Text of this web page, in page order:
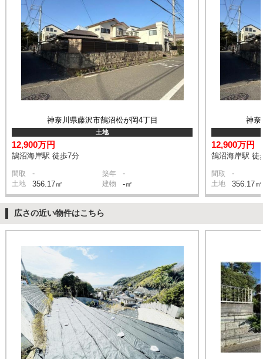
神奈川県藤沢市鵠沼松が岡4丁目
土地
12,900万円
鵠沼海岸駅 徒歩7分
間取 - 築年 -
土地 356.17㎡ 建物 -㎡
神奈
12,900万円
鵠沼海岸駅 徒
間取 -
土地 356.17㎡
広さの近い物件はこちら